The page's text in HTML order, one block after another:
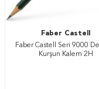
Faber Castell
Faber Castell Seri 9000
Kurşun Kalem 2H